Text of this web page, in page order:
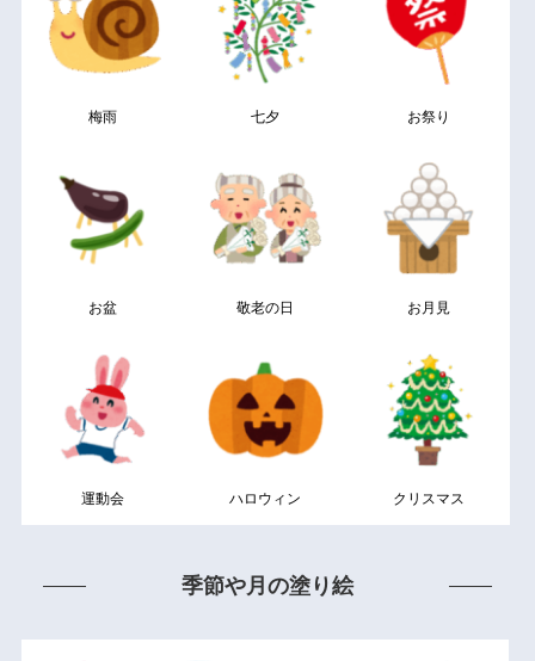
梅雨 七夕 お祭り
お盆 敬老の日 お月見
運動会 ハロウィン クリスマス
季節や月の塗り絵